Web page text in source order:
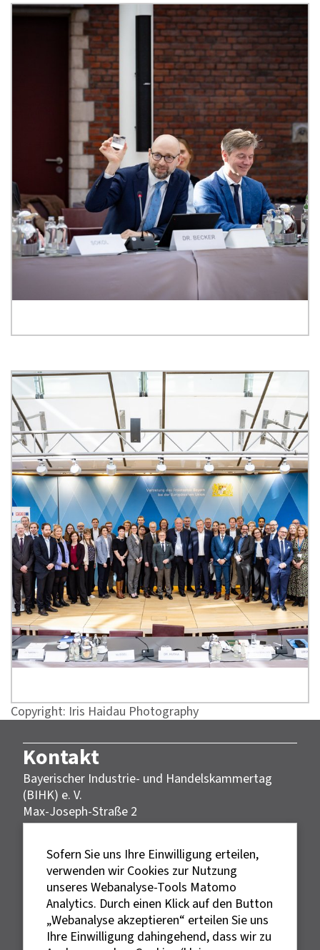
Copyright: Iris Haidau Photography
Kontakt
Bayerischer Industrie- und Handelskammertag
(BIHK) e. V.
Max-Joseph-Straße 2
80333 München
E-Mail:info@bihk.de
Rechtliches
Sofern Sie uns Ihre Einwilligung erteilen,
verwenden wir Cookies zur Nutzung
unseres Webanalyse-Tools Matomo
Analytics. Durch einen Klick auf den Button
„Webanalyse akzeptieren“ erteilen Sie uns
Ihre Einwilligung dahingehend, dass wir zu